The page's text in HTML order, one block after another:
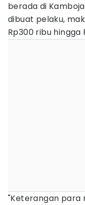
berada di
dibuat pelaku,
Rp300 ribu hingga
"Keterangan para